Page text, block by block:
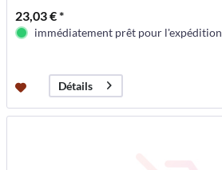
23,03 € *
immédiatement prêt pour l'expédition
Détails